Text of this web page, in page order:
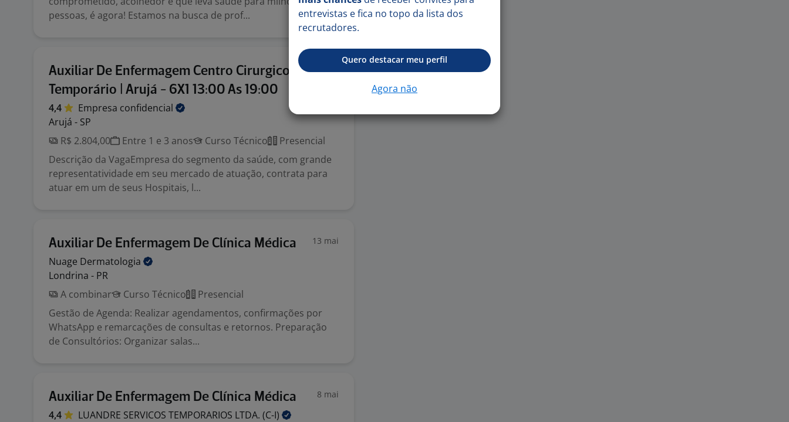
pessoas, é agora! Estamos na busca de prof...
Auxiliar De Enfermagem Centro Cirurgico -
Temporário | Arujá - 6X1 13:00 As 19:00
4,4 Empresa confidencial
Arujá - SP
R$ 2.804,00
Entre 1 e 3 anos Curso Técnico
Presencial
Descrição da VagaEmpresa do segmento da saúde, com grande
representatividade em seu mercado de atuação, contrata para
atuar em um de seus Hospitais, l...
Auxiliar De Enfermagem De Clínica Médica 13 mai
Nuage Dermatologia
Londrina - PR
A combinar
Curso Técnico
Presencial
Gestão de Agenda: Realizar agendamentos, confirmações por
WhatsApp e remarcações de consultas e retornos. Preparação
de Consultórios: Organizar salas...
Auxiliar De Enfermagem De Clínica Médica 8 mai
4,4 LUANDRE SERVICOS TEMPORARIOS LTDA. (C-I)
entrevistas e fica no topo da lista dos
recrutadores.
Quero destacar meu perfil
Agora não